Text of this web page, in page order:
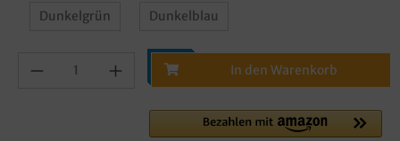
Dunkelgrün Dunkelblau
In den Warenkorb